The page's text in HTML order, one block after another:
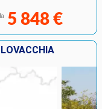
5 848 €